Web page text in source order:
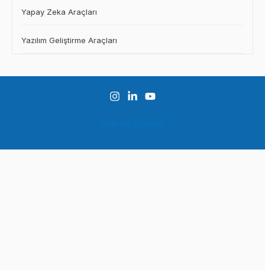
Yapay Zeka Araçları
Yazılım Geliştirme Araçları